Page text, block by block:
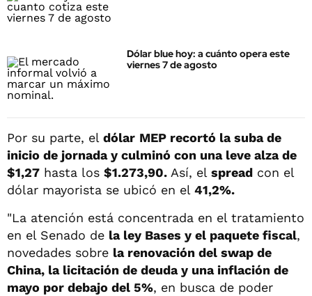
Dólar blue hoy: a cuánto opera este
viernes 7 de agosto
Por su parte, el dólar MEP recortó la suba de
inicio de jornada y culminó con una leve alza de
$1,27 hasta los $1.273,90. Así, el spread con el
dólar mayorista se ubicó en el 41,2%.
"La atención está concentrada en el tratamiento
en el Senado de la ley Bases y el paquete fiscal,
novedades sobre la renovación del swap de
China, la licitación de deuda y una inflación de
mayo por debajo del 5%, en busca de poder